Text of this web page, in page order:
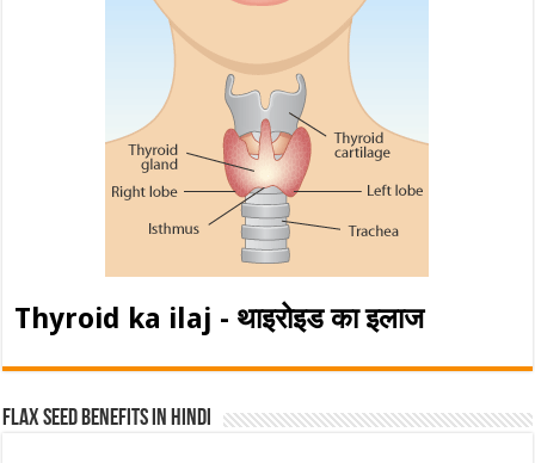
Thyroid ka ilaj - थाइरोइड का इलाज
Flax Seed Benefits in hindi